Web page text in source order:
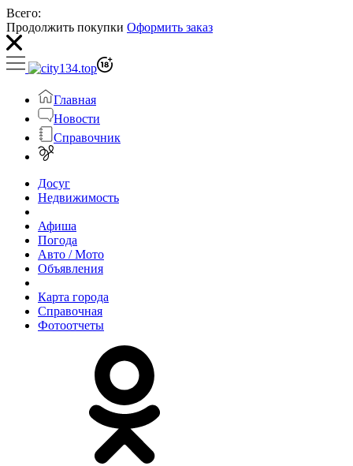
Всего:
Продолжить покупки Оформить заказ
Главная
Новости
Справочник
Досуг
Недвижимость
Афиша
Погода
Авто / Мото
Объявления
Карта города
Справочная
Фотоотчеты